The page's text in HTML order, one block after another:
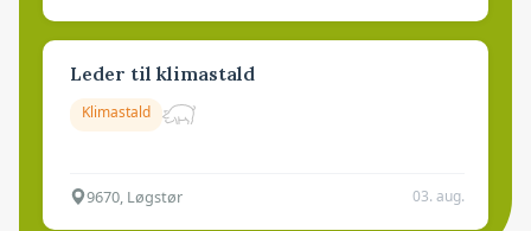
Leder til klimastald
Klimastald
9670, Løgstør 03. aug.